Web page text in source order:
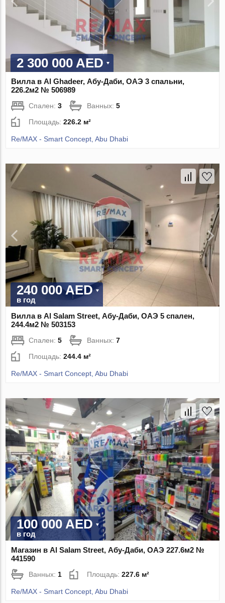
2 300 000 AED
Вилла в Al Ghadeer, Абу-Даби, ОАЭ 3 спальни,
226.2м2 № 506989
Спален:3 Ванных:5
Площадь:226.2 м²
Re/MAX - Smart Concept, Abu Dhabi
240 000 AED
в год
Вилла в Al Salam Street, Абу-Даби, ОАЭ 5 спален,
244.4м2 № 503153
Спален:5 Ванных:7
Площадь:244.4 м²
Re/MAX - Smart Concept, Abu Dhabi
100 000 AED
в год
Магазин в Al Salam Street, Абу-Даби, ОАЭ 227.6м2 №
441590
Ванных:1 Площадь:227.6 м²
Re/MAX - Smart Concept, Abu Dhabi